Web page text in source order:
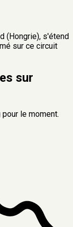
(Hongrie), s'étend
sur ce circuit
sur
pour le moment.